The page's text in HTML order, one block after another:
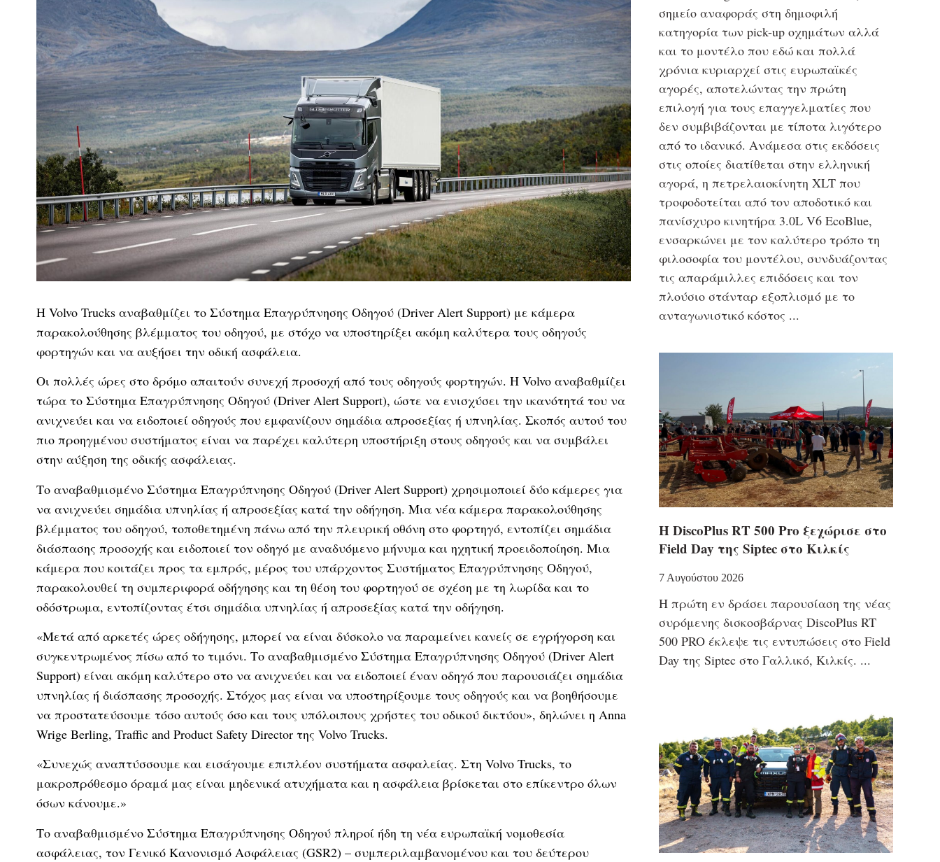
Η Volvo Trucks αναβαθμίζει το Σύστημα Επαγρύπνησης Οδηγού (Driver Alert Support) με κάμερα
παρακολούθησης βλέμματος του οδηγού, με στόχο να υποστηρίξει ακόμη καλύτερα τους οδηγούς
φορτηγών και να αυξήσει την οδική ασφάλεια.
Οι πολλές ώρες στο δρόμο απαιτούν συνεχή προσοχή από τους οδηγούς φορτηγών. Η Volvo αναβαθμίζει
τώρα το Σύστημα Επαγρύπνησης Οδηγού (Driver Alert Support), ώστε να ενισχύσει την ικανότητά του να
ανιχνεύει και να ειδοποιεί οδηγούς που εμφανίζουν σημάδια απροσεξίας ή υπνηλίας. Σκοπός αυτού του
πιο προηγμένου συστήματος είναι να παρέχει καλύτερη υποστήριξη στους οδηγούς και να συμβάλει
στην αύξηση της οδικής ασφάλειας.
Το αναβαθμισμένο Σύστημα Επαγρύπνησης Οδηγού (Driver Alert Support) χρησιμοποιεί δύο κάμερες για
να ανιχνεύει σημάδια υπνηλίας ή απροσεξίας κατά την οδήγηση. Μια νέα κάμερα παρακολούθησης
βλέμματος του οδηγού, τοποθετημένη πάνω από την πλευρική οθόνη στο φορτηγό, εντοπίζει σημάδια
διάσπασης προσοχής και ειδοποιεί τον οδηγό με αναδυόμενο μήνυμα και ηχητική προειδοποίηση. Μια
κάμερα που κοιτάζει προς τα εμπρός, μέρος του υπάρχοντος Συστήματος Επαγρύπνησης Οδηγού,
παρακολουθεί τη συμπεριφορά οδήγησης και τη θέση του φορτηγού σε σχέση με τη λωρίδα και το
οδόστρωμα, εντοπίζοντας έτσι σημάδια υπνηλίας ή απροσεξίας κατά την οδήγηση.
«Μετά από αρκετές ώρες οδήγησης, μπορεί να είναι δύσκολο να παραμείνει κανείς σε εγρήγορση και
συγκεντρωμένος πίσω από το τιμόνι. Το αναβαθμισμένο Σύστημα Επαγρύπνησης Οδηγού (Driver Alert
Support) είναι ακόμη καλύτερο στο να ανιχνεύει και να ειδοποιεί έναν οδηγό που παρουσιάζει σημάδια
υπνηλίας ή διάσπασης προσοχής. Στόχος μας είναι να υποστηρίξουμε τους οδηγούς και να βοηθήσουμε
να προστατεύσουμε τόσο αυτούς όσο και τους υπόλοιπους χρήστες του οδικού δικτύου», δηλώνει η Anna
Wrige Berling, Traffic and Product Safety Director της Volvo Trucks.
«Συνεχώς αναπτύσσουμε και εισάγουμε επιπλέον συστήματα ασφαλείας. Στη Volvo Trucks, το
μακροπρόθεσμο όραμά μας είναι μηδενικά ατυχήματα και η ασφάλεια βρίσκεται στο επίκεντρο όλων
όσων κάνουμε.»
Το αναβαθμισμένο Σύστημα Επαγρύπνησης Οδηγού πληροί ήδη τη νέα ευρωπαϊκή νομοθεσία
ασφάλειας, τον Γενικό Κανονισμό Ασφάλειας (GSR2) – συμπεριλαμβανομένου και του δεύτερου
σημείο αναφοράς στη δημοφιλή
κατηγορία των pick-up οχημάτων αλλά
και το μοντέλο που εδώ και πολλά
χρόνια κυριαρχεί στις ευρωπαϊκές
αγορές, αποτελώντας την πρώτη
επιλογή για τους επαγγελματίες που
δεν συμβιβάζονται με τίποτα λιγότερο
από το ιδανικό. Ανάμεσα στις εκδόσεις
στις οποίες διατίθεται στην ελληνική
αγορά, η πετρελαιοκίνητη XLT που
τροφοδοτείται από τον αποδοτικό και
πανίσχυρο κινητήρα 3.0L V6 EcoBlue,
ενσαρκώνει με τον καλύτερο τρόπο τη
φιλοσοφία του μοντέλου, συνδυάζοντας
τις απαράμιλλες επιδόσεις και τον
πλούσιο στάνταρ εξοπλισμό με το
ανταγωνιστικό κόστος
Η DiscoPlus RT 500 Pro ξεχώρισε στο
Field Day της Siptec στο Κιλκίς
7 Αυγούστου 2026
Η πρώτη εν δράσει παρουσίαση της νέας
συρόμενης δισκοσβάρνας DiscoPlus RT
500 PRO έκλεψε τις εντυπώσεις στο Field
Day της Siptec στο Γαλλικό, Κιλκίς.